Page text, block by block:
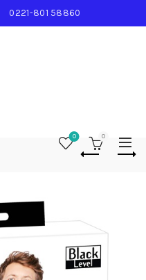
0221-801 58860
0 0